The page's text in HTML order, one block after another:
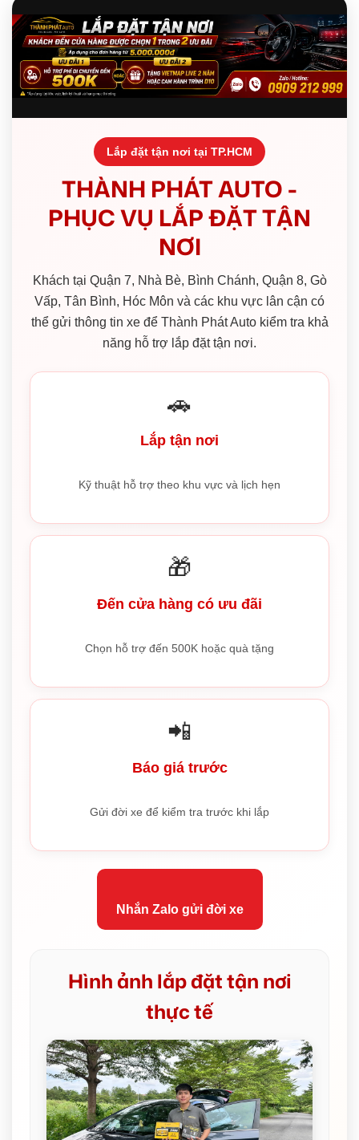
Lắp đặt tận nơi tại TP.HCM
THÀNH PHÁT AUTO -
PHỤC VỤ LẮP ĐẶT TẬN
NƠI
Khách tại Quận 7, Nhà Bè, Bình Chánh, Quận 8, Gò
Vấp, Tân Bình, Hóc Môn và các khu vực lân cận có
thể gửi thông tin xe để Thành Phát Auto kiểm tra khả
năng hỗ trợ lắp đặt tận nơi.
🚗
Lắp tận nơi
Kỹ thuật hỗ trợ theo khu vực và lịch hẹn
🎁
Đến cửa hàng có ưu đãi
Chọn hỗ trợ đến 500K hoặc quà tặng
📲
Báo giá trước
Gửi đời xe để kiểm tra trước khi lắp
Nhắn Zalo gửi đời xe
Hình ảnh lắp đặt tận nơi
thực tế